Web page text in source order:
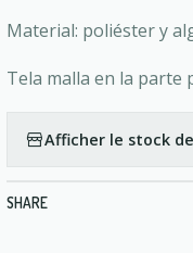
Material: poliéster y
Tela malla en la
Afficher le stock
SHARE